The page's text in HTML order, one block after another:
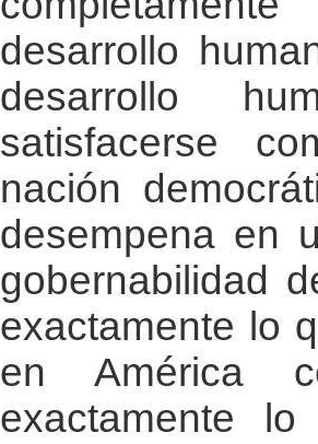
desarrollo
desarrollo
satisfacerse
nación
desempena en
gobernabilidad
exactamente lo
en América
exactamente